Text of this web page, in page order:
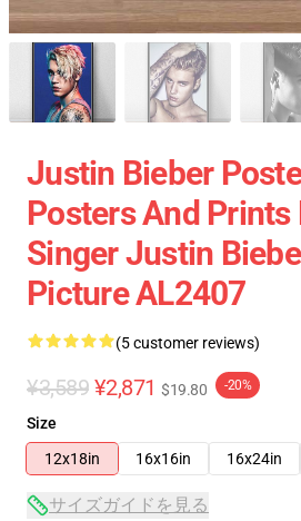
Justin Bieber
Posters And Prints
Singer Justin
Picture AL2407
(5 customer reviews)
¥3,589 ¥2,871 $19.80 -20%
Size
12x18in
16x16in 16x24in
サイズガイドを見る